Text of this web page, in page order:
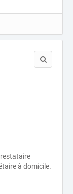
à domicile.